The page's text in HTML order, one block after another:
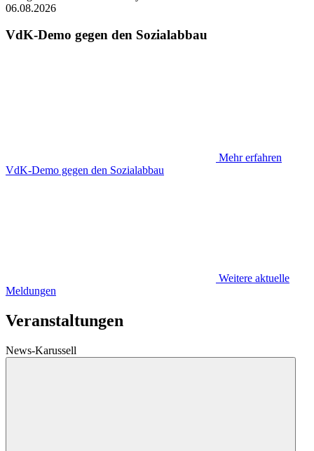
06.08.2026
VdK-Demo gegen den Sozialabbau
Mehr erfahren
VdK-Demo gegen den Sozialabbau
Weitere aktuelle
Meldungen
Veranstaltungen
News-Karussell